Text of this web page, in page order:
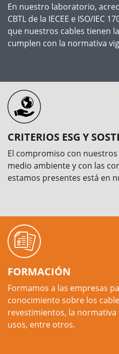
En nuestro laboratorio,
CBTL de la IECEE e ISO/IEC
que nuestros cables tienen
cumplen con la normativa
CRITERIOS ESG Y
El compromiso con
medio ambiente y con las
estamos presentes está en
FORMACIÓN
Formamos a las empresas
conocimiento sobre los
revestimientos, la normativa
usos, entre otros.